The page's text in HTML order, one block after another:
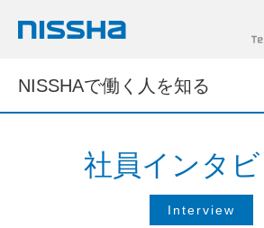
NISSHAで働く人を知る
社員インタ
Interview